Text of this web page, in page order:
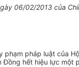
06/02/2013 của
phạm pháp luật của
Đồng hết hiệu lực một